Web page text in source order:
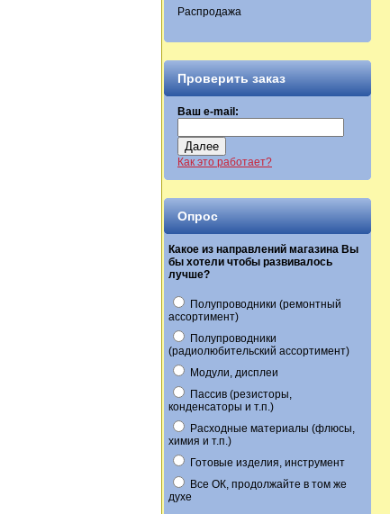
Распродажа
Проверить заказ
Ваш e-mail:
Далее
Как это работает?
Опрос
Какое из направлений магазина Вы
бы хотели чтобы развивалось
лучше?
Полупроводники (ремонтный
ассортимент)
Полупроводники
(радиолюбительский ассортимент)
Модули, дисплеи
Пассив (резисторы,
конденсаторы и т.п.)
Расходные материалы (флюсы,
химия и т.п.)
Готовые изделия, инструмент
Все ОК, продолжайте в том же
духе